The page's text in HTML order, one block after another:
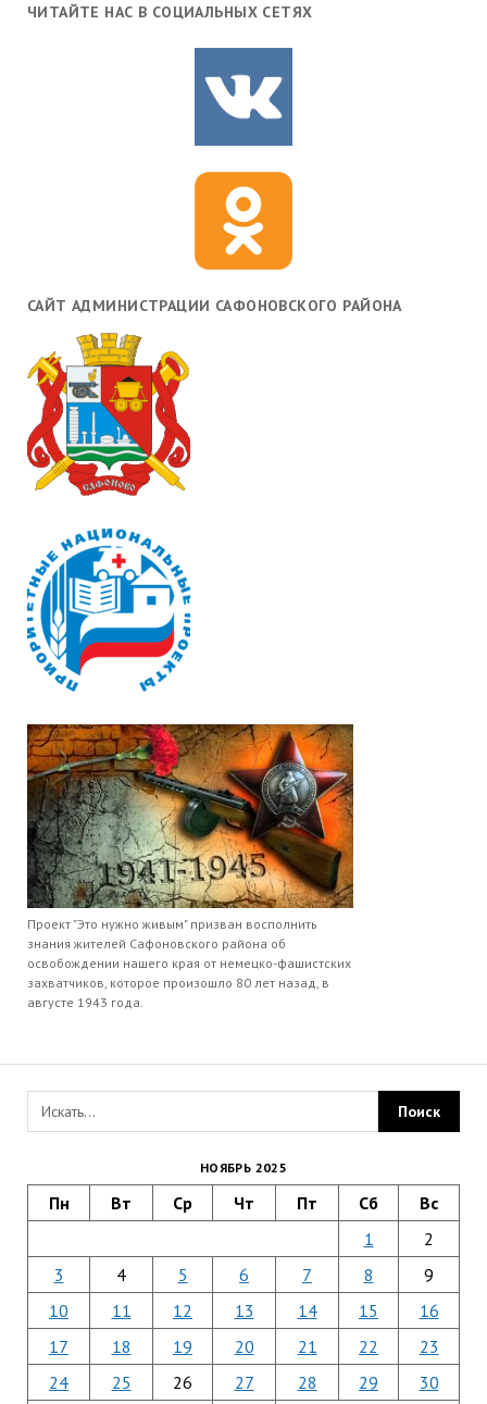
ЧИТАЙТЕ НАС В СОЦИАЛЬНЫХ СЕТЯХ
САЙТ АДМИНИСТРАЦИИ САФОНОВСКОГО РАЙОНА
Проект "Это нужно живым" призван восполнить
знания жителей Сафоновского района об
освобождении нашего края от немецко-фашистских
захватчиков, которое произошло 80 лет назад, в
августе 1943 года.
НОЯБРЬ 2025
Пн Вт Ср Чт Пт Сб Вс
1
2
3
4 5 6 7 8
9
10
11 12 13 14 15
16
17
18 19 20 21 22
23
24
25 26 27 28 29 30